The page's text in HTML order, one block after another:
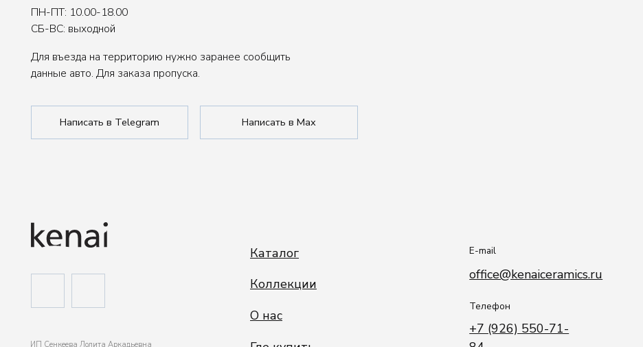
Коллекции
Публичная оферта
Сделано в FIRSTOV